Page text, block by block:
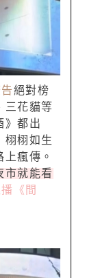
絕對榜
三花貓等
》都出
栩栩如生
瘋傳。
市就能看
《間